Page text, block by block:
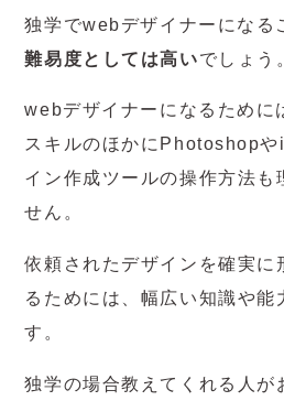
独学でwebデザイナーになる
難易度としては高いでしょう
webデザイナーになるために
スキルのほかにPhotoshop
イン作成ツールの操作方法も
せん。
依頼されたデザインを確実に
るためには、幅広い知識や能
す。
独学の場合教えてくれる人が